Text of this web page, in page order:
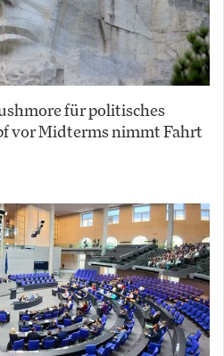
für politisches
vor Midterms nimmt Fahrt